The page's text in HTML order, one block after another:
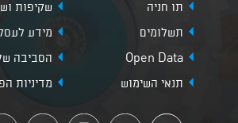
תו חניה
שקיפות
תשלומים
מידע
Open Data
הסביבה
תנאי השימוש
מדיניות